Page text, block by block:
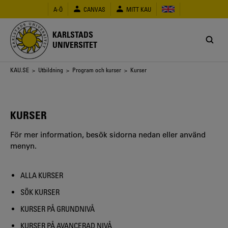
huvudinnehåll
A-Ö CANVAS MITT KAU
KARLSTADS
UNIVERSITET
Länkstig
KAU.SE > Utbildning > Program och kurser > Kurser
KURSER
För mer information, besök sidorna nedan eller använd
menyn.
ALLA KURSER
SÖK KURSER
KURSER PÅ GRUNDNIVÅ
KURSER PÅ AVANCERAD NIVÅ